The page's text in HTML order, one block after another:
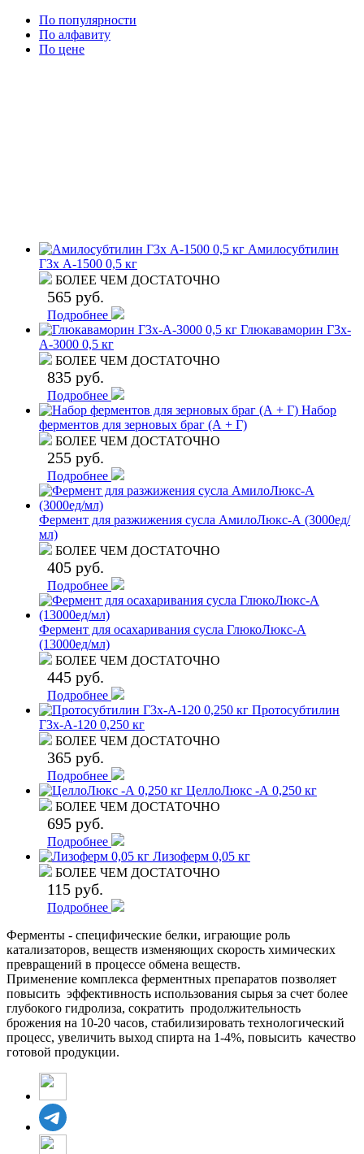
По популярности
По алфавиту
По цене
Амилосубтилин
Г3x А-1500 0,5 кг
БОЛЕЕ ЧЕМ ДОСТАТОЧНО
565 руб.
Подробнее
Глюкаваморин Г3x-
А-3000 0,5 кг
БОЛЕЕ ЧЕМ ДОСТАТОЧНО
835 руб.
Подробнее
Набор
ферментов для зерновых браг (А + Г)
БОЛЕЕ ЧЕМ ДОСТАТОЧНО
255 руб.
Подробнее
Фермент для разжижения сусла АмилоЛюкс-А (3000ед/
мл)
БОЛЕЕ ЧЕМ ДОСТАТОЧНО
405 руб.
Подробнее
Фермент для осахаривания сусла ГлюкоЛюкс-А
(13000ед/мл)
БОЛЕЕ ЧЕМ ДОСТАТОЧНО
445 руб.
Подробнее
Протосубтилин
Г3x-А-120 0,250 кг
БОЛЕЕ ЧЕМ ДОСТАТОЧНО
365 руб.
Подробнее
ЦеллоЛюкс -А 0,250 кг
БОЛЕЕ ЧЕМ ДОСТАТОЧНО
695 руб.
Подробнее
Лизоферм 0,05 кг
БОЛЕЕ ЧЕМ ДОСТАТОЧНО
115 руб.
Подробнее
Ферменты - специфические белки, играющие роль
катализаторов, веществ изменяющих скорость химических
превращений в процессе обмена веществ.
Применение комплекса ферментных препаратов позволяет
повысить эффективность использования сырья за счет более
глубокого гидролиза, сократить продолжительность
брожения на 10-20 часов, стабилизировать технологический
процесс, увеличить выход спирта на 1-4%, повысить качество
готовой продукции.